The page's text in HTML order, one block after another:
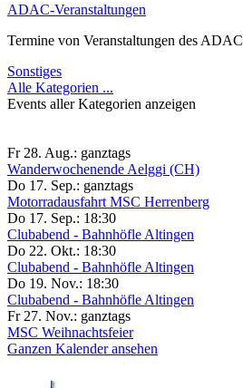
ADAC-Veranstaltungen
Termine von Veranstaltungen des ADAC
Sonstiges
Alle Kategorien ...
Events aller Kategorien anzeigen
Fr 28. Aug.: ganztags
Wanderwochenende Aelggi (CH)
Do 17. Sep.: ganztags
Motorradausfahrt MSC Herrenberg
Do 17. Sep.: 18:30
Clubabend - Bahnhöfle Altingen
Do 22. Okt.: 18:30
Clubabend - Bahnhöfle Altingen
Do 19. Nov.: 18:30
Clubabend - Bahnhöfle Altingen
Fr 27. Nov.: ganztags
MSC Weihnachtsfeier
Ganzen Kalender ansehen